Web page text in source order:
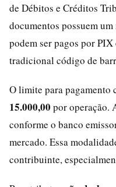
de Débitos e Créditos
documentos possuem
podem ser pagos por
tradicional código de
O limite para pagamento
15.000,00 por operação.
conforme o banco
mercado. Essa
contribuinte,